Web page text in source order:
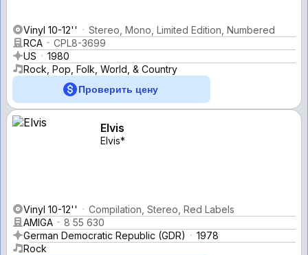
Vinyl 10-12''
Stereo, Mono, Limited Edition, Numbered
RCA
CPL8-3699
US
1980
Rock, Pop, Folk, World, & Country
Проверить цену
Elvis
Elvis*
Vinyl 10-12''
Compilation, Stereo, Red Labels
AMIGA
8 55 630
German Democratic Republic (GDR)
1978
Rock